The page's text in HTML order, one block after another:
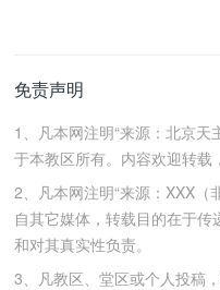
免责声明
1、凡本网注明“来源：北京天
于本教区所有。内容欢迎转载
2、凡本网注明“来源：XXX（
自其它媒体，转载目的在于
和对其真实性负责。
3、凡教区、堂区或个人投稿